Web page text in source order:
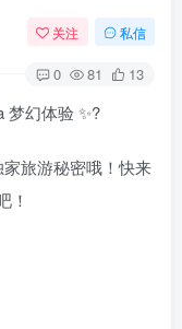
关注 私信
0 81 13
梦幻体验 ✨?
旅游秘密哦！快来
！